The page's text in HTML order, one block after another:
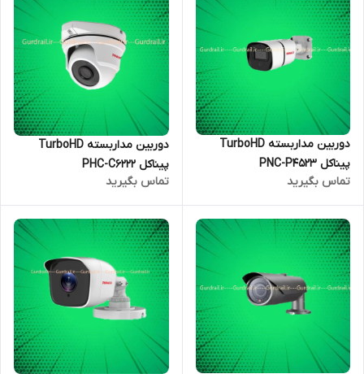
دوربین مداربسته TurboHD
پیناکل PNC-P4523
تماس بگیرید
دوربین مداربسته TurboHD
پیناکل PHC-C6222
تماس بگیرید